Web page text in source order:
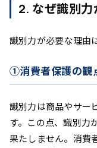
2. なぜ識別力
識別力が必要な理由
①消費者保護の観
識別力は商品やサー
す。この点、識別力
果たしません。消費